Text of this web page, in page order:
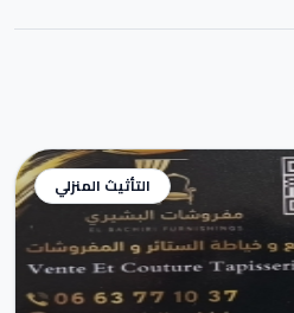
التأثيث المنزلي